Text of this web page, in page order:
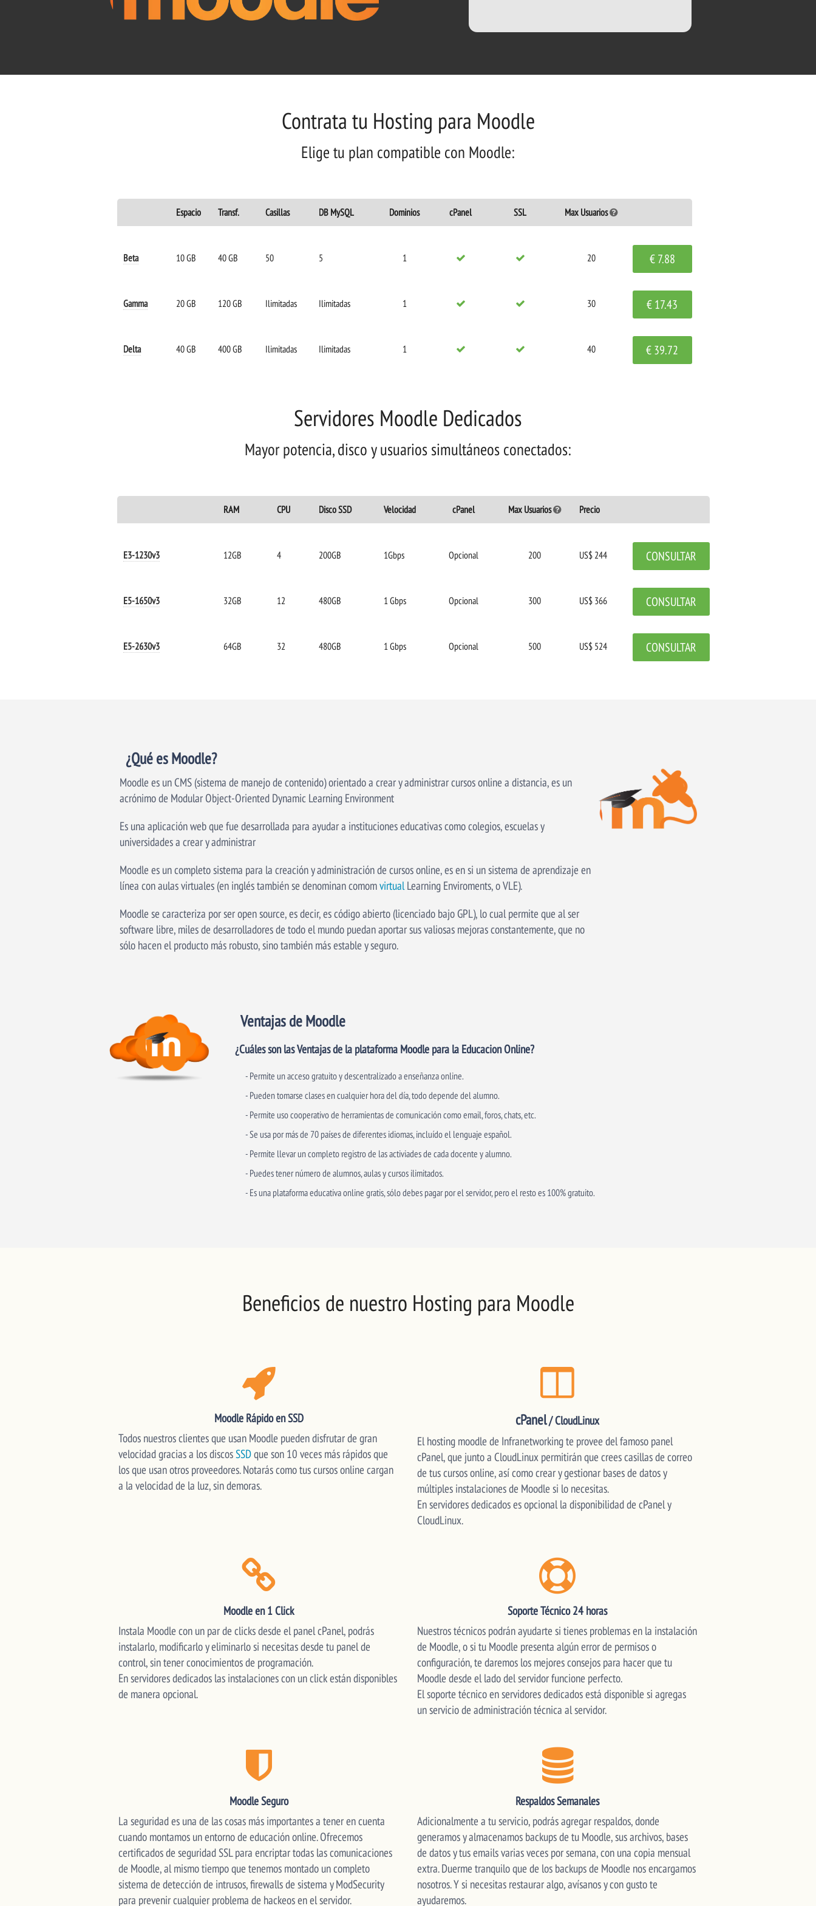
Contrata tu Hosting para Moodle
Elige tu plan compatible con Moodle:
Espacio Transf. Casillas DB MySQL Dominios cPanel SSL Max Usuarios
Beta 10 GB 40 GB 50 5 1 20 € 7.88
Gamma 20 GB 120 GB Ilimitadas Ilimitadas 1 30 € 17.43
Delta 40 GB 400 GB Ilimitadas Ilimitadas 1 40 € 39.72
Servidores Moodle Dedicados
Mayor potencia, disco y usuarios simultáneos conectados:
RAM CPU Disco SSD Velocidad cPanel Max Usuarios Precio
E3-1230v3 12GB 4 200GB 1Gbps Opcional 200 US$ 244 CONSULTAR
E5-1650v3 32GB 12 480GB 1 Gbps Opcional 300 US$ 366 CONSULTAR
E5-2630v3 64GB 32 480GB 1 Gbps Opcional 500 US$ 524 CONSULTAR
¿Qué es Moodle?
Moodle es un CMS (sistema de manejo de contenido) orientado a crear y administrar cursos online a distancia, es un
acrónimo de Modular Object-Oriented Dynamic Learning Environment
Es una aplicación web que fue desarrollada para ayudar a instituciones educativas como colegios, escuelas y
universidades a crear y administrar
Moodle es un completo sistema para la creación y administración de cursos online, es en si un sistema de aprendizaje en
línea con aulas virtuales (en inglés también se denominan comomvirtualLearning Enviroments, o VLE).
Moodle se caracteriza por ser open source, es decir, es código abierto (licenciado bajo GPL), lo cual permite que al ser
software libre, miles de desarrolladores de todo el mundo puedan aportar sus valiosas mejoras constantemente, que no
sólo hacen el producto más robusto, sino también más estable y seguro.
Ventajas de Moodle
¿Cuáles son las Ventajas de la plataforma Moodle para la Educacion Online?
- Permite un acceso gratuito y descentralizado a enseñanza online.
- Pueden tomarse clases en cualquier hora del día, todo depende del alumno.
- Permite uso cooperativo de herramientas de comunicación como email, foros, chats, etc.
- Se usa por más de 70 países de diferentes idiomas, incluído el lenguaje español.
- Permite llevar un completo registro de las activiades de cada docente y alumno.
- Puedes tener número de alumnos, aulas y cursos ilimitados.
- Es una plataforma educativa online gratis, sólo debes pagar por el servidor, pero el resto es 100% gratuito.
Beneficios de nuestro Hosting para Moodle
Moodle Rápido en SSD
Todos nuestros clientes que usan Moodle pueden disfrutar de gran
velocidad gracias a los discos SSDque son 10 veces más rápidos que
los que usan otros proveedores. Notarás como tus cursos online cargan
a la velocidad de la luz, sin demoras.
cPanel/ CloudLinux
El hosting moodle de Infranetworking te provee del famoso panel
cPanel, que junto a CloudLinux permitirán que crees casillas de correo
de tus cursos online, así como crear y gestionar bases de datos y
múltiples instalaciones de Moodle si lo necesitas.
En servidores dedicados es opcional la disponibilidad de cPanel y
CloudLinux.
Moodle en 1 Click
Instala Moodle con un par de clicks desde el panel cPanel, podrás
instalarlo, modificarlo y eliminarlo si necesitas desde tu panel de
control, sin tener conocimientos de programación.
En servidores dedicados las instalaciones con un click están disponibles
de manera opcional.
Soporte Técnico 24 horas
Nuestros técnicos podrán ayudarte si tienes problemas en la instalación
de Moodle, o si tu Moodle presenta algún error de permisos o
configuración, te daremos los mejores consejos para hacer que tu
Moodle desde el lado del servidor funcione perfecto.
El soporte técnico en servidores dedicados está disponible si agregas
un servicio de administración técnica al servidor.
Moodle Seguro
La seguridad es una de las cosas más importantes a tener en cuenta
cuando montamos un entorno de educación online. Ofrecemos
certificados de seguridad SSL para encriptar todas las comunicaciones
de Moodle, al mismo tiempo que tenemos montado un completo
sistema de detección de intrusos, firewalls de sistema y ModSecurity
para prevenir cualquier problema de hackeos en el servidor.
Respaldos Semanales
Adicionalmente a tu servicio, podrás agregar respaldos, donde
generamos y almacenamos backups de tu Moodle, sus archivos, bases
de datos y tus emails varias veces por semana, con una copia mensual
extra. Duerme tranquilo que de los backups de Moodle nos encargamos
nosotros. Y si necesitas restaurar algo, avísanos y con gusto te
ayudaremos.